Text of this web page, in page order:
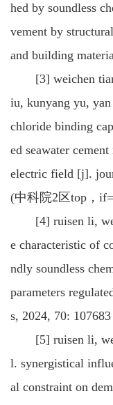
hed by soundless
vement by
and building
[3] weichen tian,
iu, kunyang yu,
chloride binding
ed seawater
electric field [j].
(中科院2区top，
[4] ruisen li,
e characteristic of
ndly soundless
parameters
s, 2024, 70:
[5] ruisen li,
l. synergistical
al constraint on